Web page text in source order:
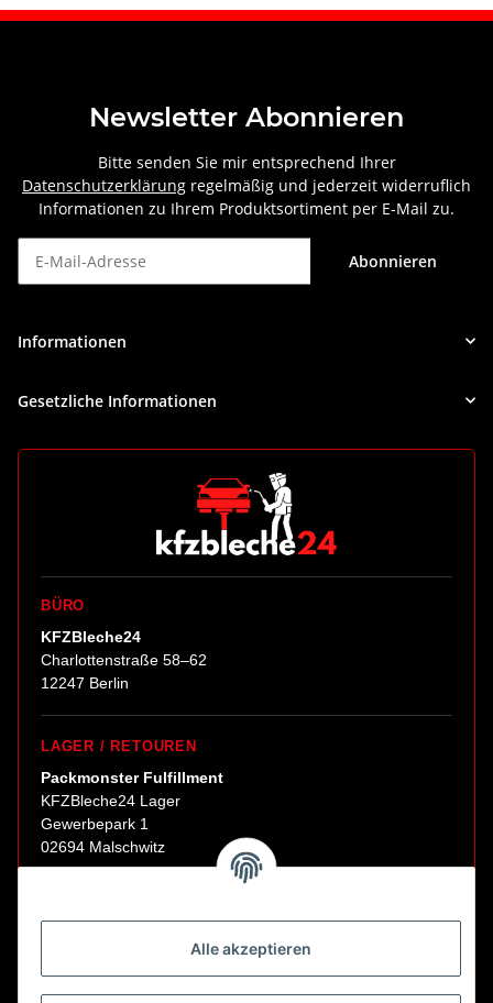
Alle akzeptieren
Newsletter Abonnieren
Bitte senden Sie mir entsprechend Ihrer
Datenschutzerklärung regelmäßig und jederzeit widerruflich
Informationen zu Ihrem Produktsortiment per E-Mail zu.
Abonnieren
Informationen
Gesetzliche Informationen
BÜRO
KFZBleche24
Charlottenstraße 58–62
12247 Berlin
LAGER / RETOUREN
Packmonster Fulfillment
KFZBleche24 Lager
Gewerbepark 1
02694 Malschwitz
Abholungen nur nach Terminvereinbarung.
E-Mail:sales@kfzbleche24.de